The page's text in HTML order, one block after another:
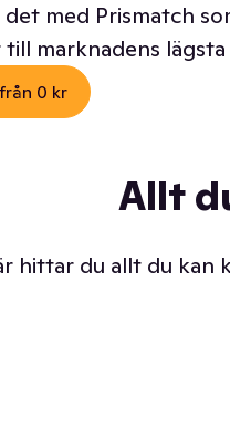
med Prismatch
marknadens lägsta
0 kr
Allt
hittar du allt du kan